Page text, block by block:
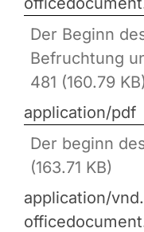
Der Beginn
Befruchtung
481 (160.79 KB)
application/pdf
Der beginn
(163.71 KB)
application/